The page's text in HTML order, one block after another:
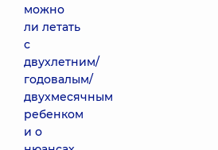
можно
ли летать
с
двухлетним/
годовалым/
двухмесячным
ребенком
и о